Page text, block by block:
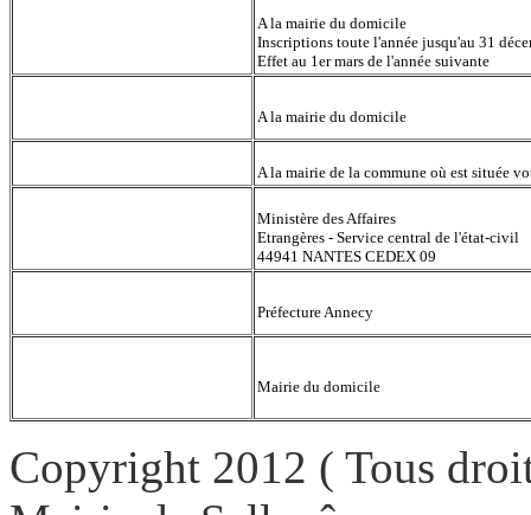
A la mairie du domicile
Inscriptions toute l'année jusqu'au 31
Effet au 1er mars de l'année suivante
A la mairie du domicile
A la mairie de la commune où est située
Ministère des Affaires
Etrangères - Service central de l'état-civil
44941 NANTES CEDEX 09
Préfecture Annecy
Mairie du domicile
Copyright 2012 ( Tous